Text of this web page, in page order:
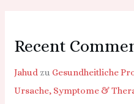
Recent
Jahud zu Gesundheitliche
Ursache, Symptome &